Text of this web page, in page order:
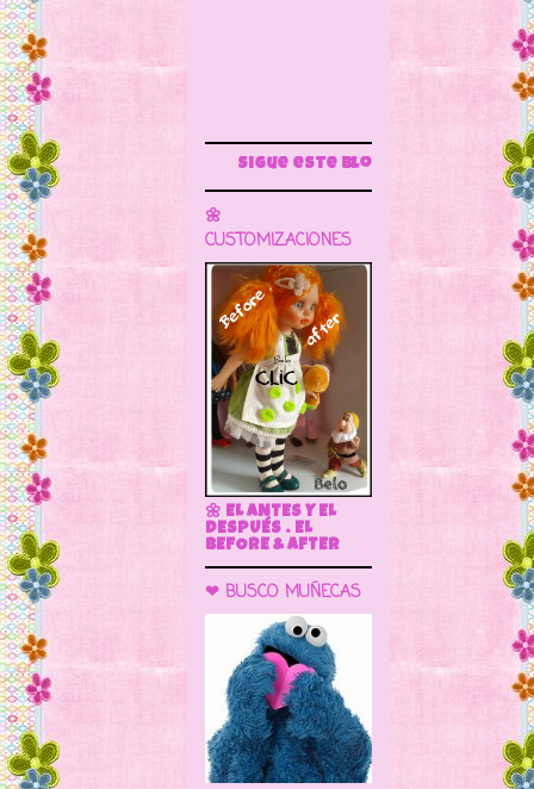
Sigue este blog para más información
🌼
CUSTOMIZACIONES
🌼 EL ANTES Y EL
DESPUÉS . EL
BEFORE & AFTER
❤ BUSCO MUÑECAS